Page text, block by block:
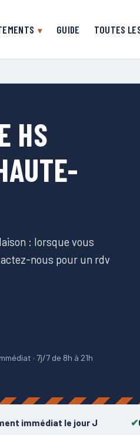
GUIDE TOUTES
HS
: lorsque vous
nous pour un rdv
· 7j/7 de 8h à 21h
immédiat le jour J